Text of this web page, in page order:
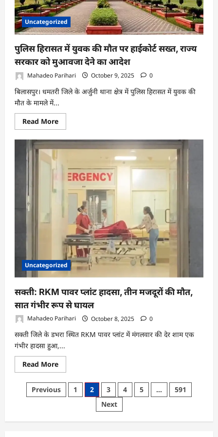
में
आक्रोश
–
ठेकेदार
पर
के
आरोप
Uncategorized
पुलिस हिरासत में युवक की मौत पर हाईकोर्ट सख्त, राज्य
सरकार को मुआवजा देने का आदेश
Mahadeo Parihari October 9, 2025 0
बिलासपुर। धमतरी जिले के अर्जुनी थाना क्षेत्र में पुलिस हिरासत में युवक की
मौत के मामले में...
Read MoreRead
more
पुलिस
हिरासत
मौत
हाईकोर्ट
सख्त,
को
मुआवजा
का
आदेश
Uncategorized
सक्ती: RKM पावर प्लांट हादसा, तीन मजदूरों की मौत,
सात गंभीर रूप से घायल
Mahadeo Parihari October 8, 2025 0
सक्ती जिले के डभरा स्थित RKM पावर प्लांट में मंगलवार की देर शाम एक
गंभीर हादसा हुआ,...
Read MoreRead
more
सक्ती:
RKM
पावर
PostsPrevious 1 2 3 4 5 …
591
Next